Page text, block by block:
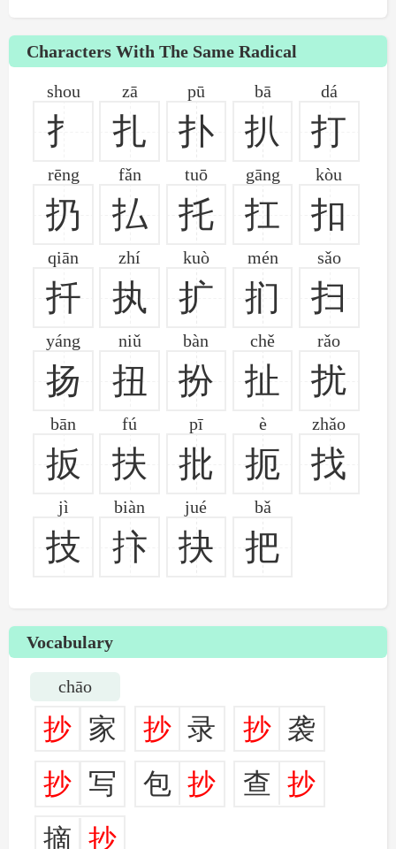
Characters With The Same Radical
扌
shou
扎
zā
扑
pū
扒
bā
打
dá
扔
rēng
払
fǎn
托
tuō
扛
gāng
扣
kòu
扦
qiān
执
zhí
扩
kuò
扪
mén
扫
sǎo
扬
yáng
扭
niǔ
扮
bàn
扯
chě
扰
rǎo
扳
bān
扶
fú
批
pī
扼
è
找
zhǎo
技
jì
抃
biàn
抉
jué
把
bǎ
Vocabulary
chāo
抄 家 抄 录 抄 袭
抄 写 包 抄 查 抄
摘 抄